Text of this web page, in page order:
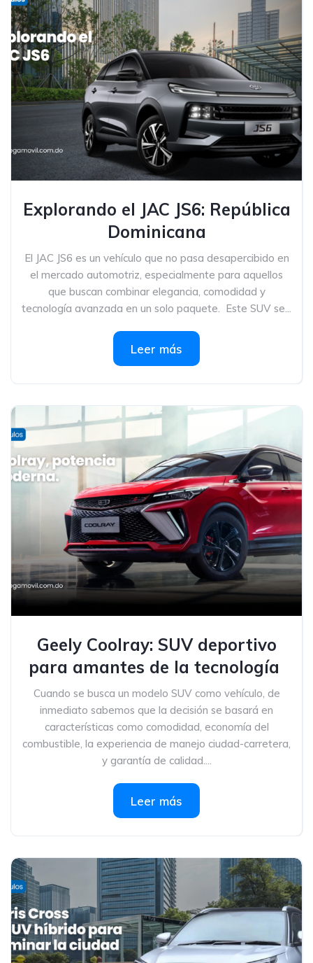
Explorando el JAC JS6: República
Dominicana
El JAC JS6 es un vehículo que no pasa desapercibido en
el mercado automotriz, especialmente para aquellos
que buscan combinar elegancia, comodidad y
tecnología avanzada en un solo paquete. Este SUV se...
Leer más
Geely Coolray: SUV deportivo
para amantes de la tecnología
Cuando se busca un modelo SUV como vehículo, de
inmediato sabemos que la decisión se basará en
características como comodidad, economía del
combustible, la experiencia de manejo ciudad-carretera,
y garantía de calidad....
Leer más